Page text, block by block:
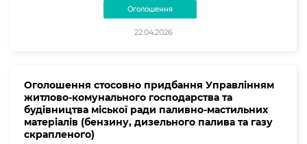
Оголошення
22.04.2026
Оголошення стосовно придбання Управлінням
житлово-комунального господарства та
будівництва міської ради паливно-мастильних
матеріалів (бензину, дизельного палива та газу
скрапленого)